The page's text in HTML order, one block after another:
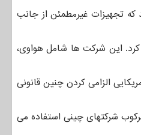
تایید کرده است. این قانون تضمین می نماید که تجهیزات غیرمطمئن از جانب
مشخص کرد. این شرکت ها شامل هواوی،
الزامی کردن چنین قانونی
شرکتهای چینی استفاده می